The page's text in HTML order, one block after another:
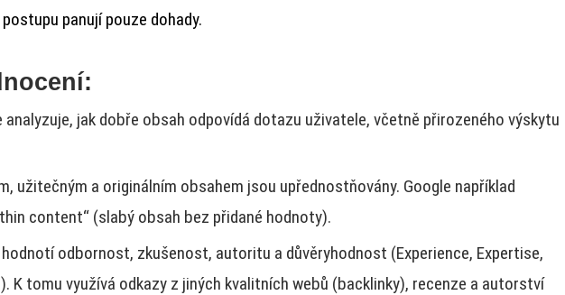
panují pouze dohady.
analyzuje, jak dobře obsah odpovídá dotazu uživatele, včetně přirozeného výskytu
užitečným a originálním obsahem jsou upřednostňovány. Google například
content“ (slabý obsah bez přidané hodnoty).
odbornost, zkušenost, autoritu a důvěryhodnost (Experience, Expertise,
tomu využívá odkazy z jiných kvalitních webů (backlinky), recenze a autorství